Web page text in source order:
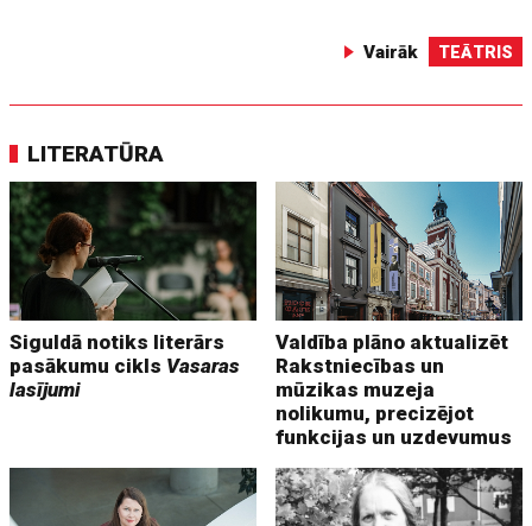
Vairāk TEĀTRIS
LITERATŪRA
Siguldā notiks literārs
pasākumu cikls Vasaras
lasījumi
Valdība plāno aktualizēt
Rakstniecības un
mūzikas muzeja
nolikumu, precizējot
funkcijas un uzdevumus